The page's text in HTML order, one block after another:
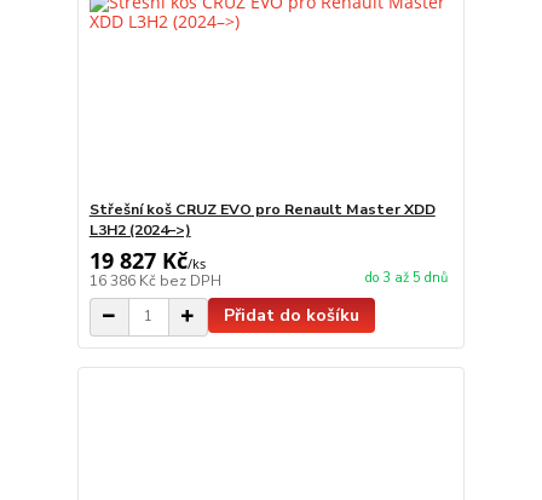
Střešní koš CRUZ EVO pro Renault Master XDD
L3H2 (2024–>)
19 827 Kč/ks
16 386 Kč bez DPH do 3 až 5 dnů
Přidat do košíku